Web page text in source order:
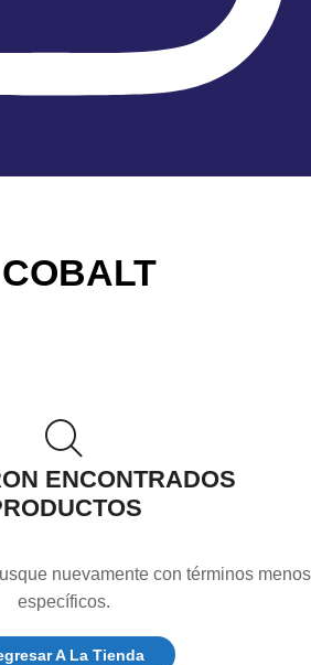
ENCONTRADOS
nuevamente con términos menos
específicos.
A La Tienda